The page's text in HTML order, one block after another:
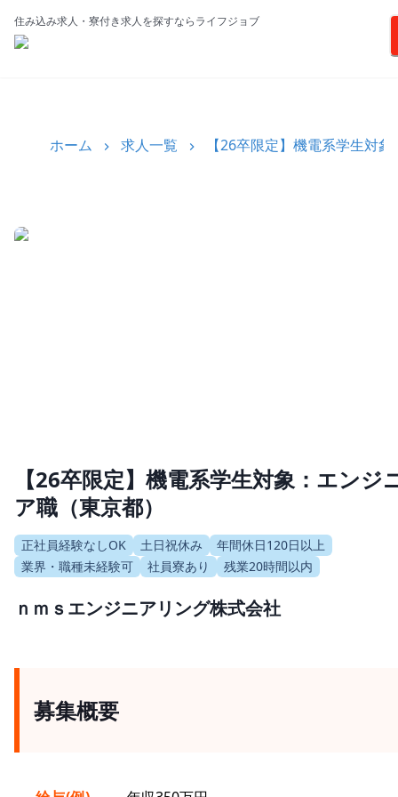
住み込み求人・寮付き求人を探すならライフジョブ
ホーム 求人一覧 【26卒限定】機電系学生対
【26卒限定】機電系学生対象：エンジ
ア職（東京都）
正社員経験なしOK 土日祝休み
年間休日120日以上
業界・職種未経験可
社員寮あり 残業20時間以内
ｎｍｓエンジニアリング株式会社
募集概要